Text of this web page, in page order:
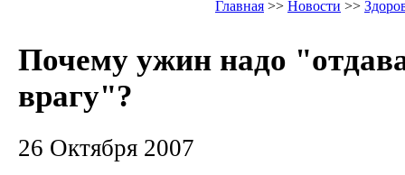
Главная >> Новости >>
Почему ужин надо
врагу"?
26 Октября 2007